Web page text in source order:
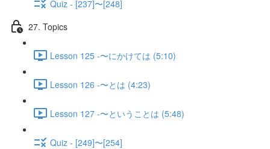
Quiz - [237]〜[248]
27. Topics
Lesson 125 -〜にかけては (5:10)
Lesson 126 -〜とは (4:23)
Lesson 127 -〜ということは (5:48)
Quiz - [249]〜[254]